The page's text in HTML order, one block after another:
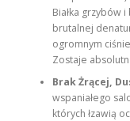
Białka grzybów
brutalnej
ogromnym
Zostaje
Brak Żrącej,
wspaniałego
których łzawią